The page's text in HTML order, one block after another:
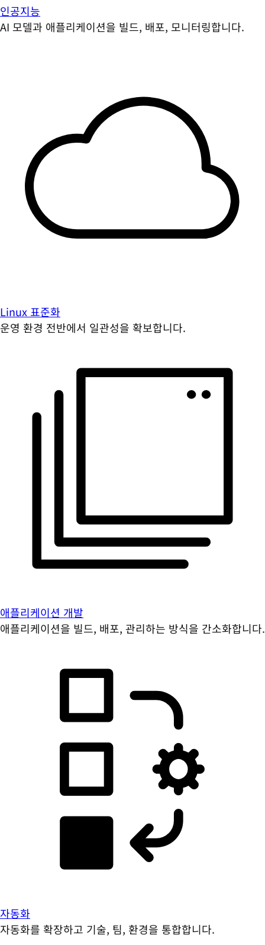
인공지능
AI 모델과 애플리케이션을 빌드, 배포, 모니터링합니다.
Linux 표준화
운영 환경 전반에서 일관성을 확보합니다.
애플리케이션 개발
애플리케이션을 빌드, 배포, 관리하는 방식을 간소화합니다.
자동화
자동화를 확장하고 기술, 팀, 환경을 통합합니다.